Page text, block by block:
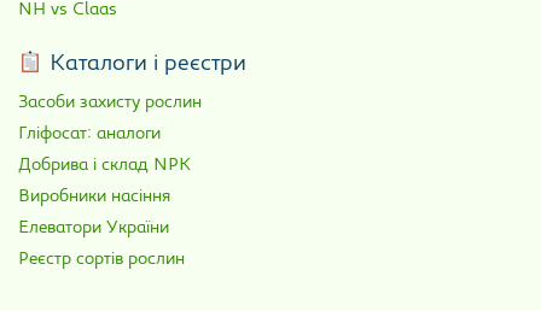
NH vs Claas
Каталоги і реєстри
Засоби захисту рослин
Гліфосат: аналоги
Добрива і склад NPK
Виробники насіння
Елеватори України
Реєстр сортів рослин